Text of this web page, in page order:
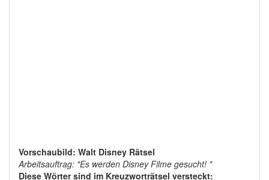
Vorschaubild: Walt Disney Rätsel
Arbeitsauftrag: "Es werden Disney Filme gesucht! "
Diese Wörter sind im Kreuzworträtsel versteckt: